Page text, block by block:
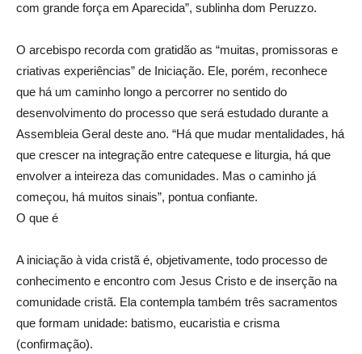
com grande força em Aparecida”, sublinha dom Peruzzo.
O arcebispo recorda com gratidão as “muitas, promissoras e
criativas experiências” de Iniciação. Ele, porém, reconhece
que há um caminho longo a percorrer no sentido do
desenvolvimento do processo que será estudado durante a
Assembleia Geral deste ano. “Há que mudar mentalidades, há
que crescer na integração entre catequese e liturgia, há que
envolver a inteireza das comunidades. Mas o caminho já
começou, há muitos sinais”, pontua confiante.
O que é
A iniciação à vida cristã é, objetivamente, todo processo de
conhecimento e encontro com Jesus Cristo e de inserção na
comunidade cristã. Ela contempla também três sacramentos
que formam unidade: batismo, eucaristia e crisma
(confirmação).